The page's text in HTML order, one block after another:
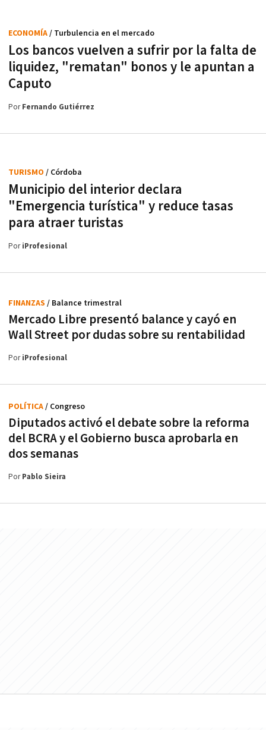
Los bancos vuelven a sufrir por la falta de
liquidez, "rematan" bonos y le apuntan a
Caputo
ECONOMÍA/ Turbulencia en el mercado
PorFernando Gutiérrez
Municipio del interior declara
"Emergencia turística" y reduce tasas
para atraer turistas
TURISMO / Córdoba
PoriProfesional
Mercado Libre presentó balance y cayó en
Wall Street por dudas sobre su rentabilidad
FINANZAS / Balance trimestral
PoriProfesional
Diputados activó el debate sobre la reforma
del BCRA y el Gobierno busca aprobarla en
dos semanas
POLÍTICA/ Congreso
PorPablo Sieira